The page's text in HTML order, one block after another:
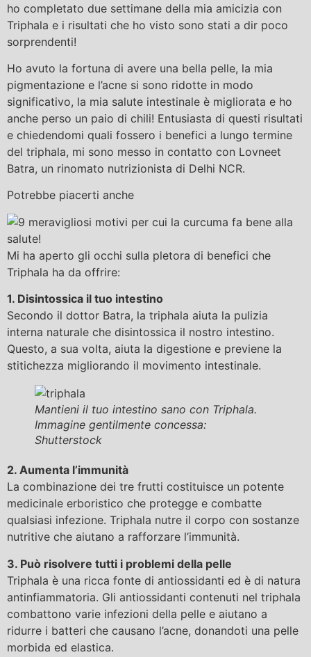
ho completato due settimane della mia amicizia con
Triphala e i risultati che ho visto sono stati a dir poco
sorprendenti!
Ho avuto la fortuna di avere una bella pelle, la mia
pigmentazione e l’acne si sono ridotte in modo
significativo, la mia salute intestinale è migliorata e ho
anche perso un paio di chili! Entusiasta di questi risultati
e chiedendomi quali fossero i benefici a lungo termine
del triphala, mi sono messo in contatto con Lovneet
Batra, un rinomato nutrizionista di Delhi NCR.
Potrebbe piacerti anche
Mi ha aperto gli occhi sulla pletora di benefici che
Triphala ha da offrire:
1. Disintossica il tuo intestino
Secondo il dottor Batra, la triphala aiuta la pulizia
interna naturale che disintossica il nostro intestino.
Questo, a sua volta, aiuta la digestione e previene la
stitichezza migliorando il movimento intestinale.
Mantieni il tuo intestino sano con Triphala.
Immagine gentilmente concessa:
Shutterstock
2. Aumenta l’immunità
La combinazione dei tre frutti costituisce un potente
medicinale erboristico che protegge e combatte
qualsiasi infezione. Triphala nutre il corpo con sostanze
nutritive che aiutano a rafforzare l’immunità.
3. Può risolvere tutti i problemi della pelle
Triphala è una ricca fonte di antiossidanti ed è di natura
antinfiammatoria. Gli antiossidanti contenuti nel triphala
combattono varie infezioni della pelle e aiutano a
ridurre i batteri che causano l’acne, donandoti una pelle
morbida ed elastica.